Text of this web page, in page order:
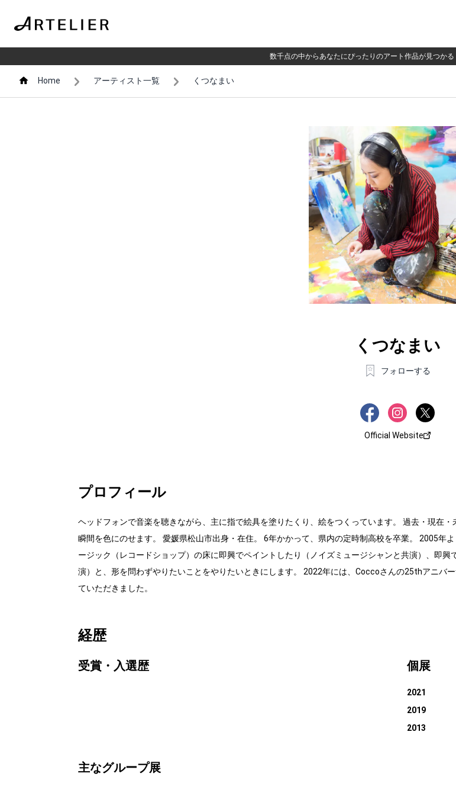
数千点の中からあなたにぴったりのアート作品が見つかる
Home アーティスト一覧 くつなまい
くつなまい
フォローする
Official Website
プロフィール
ヘッドフォンで音楽を聴きながら、主に指で絵具を塗りたくり、絵をつくっています。 過去・現在
瞬間を色にのせます。 愛媛県松山市出身・在住。 6年かかって、県内の定時制高校を卒業。 2005年
ージック（レコードショップ）の床に即興でペイントしたり（ノイズミュージシャンと共演）、即
演）と、形を問わずやりたいことをやりたいときにします。 2022年には、Coccoさんの25thアニバ
ていただきました。
経歴
受賞・入選歴 個展
2021
2019
2013
主なグループ展